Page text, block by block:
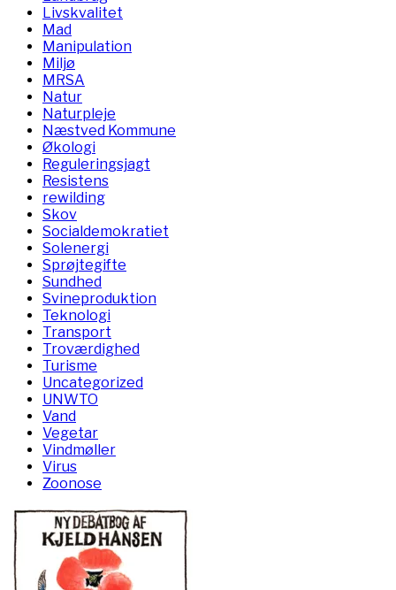
Livskvalitet
Mad
Manipulation
Miljø
MRSA
Natur
Naturpleje
Næstved Kommune
Økologi
Reguleringsjagt
Resistens
rewilding
Skov
Socialdemokratiet
Solenergi
Sprøjtegifte
Sundhed
Svineproduktion
Teknologi
Transport
Troværdighed
Turisme
Uncategorized
UNWTO
Vand
Vegetar
Vindmøller
Virus
Zoonose